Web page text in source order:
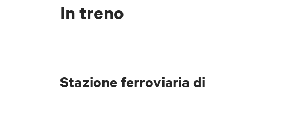
In treno
Stazione ferroviaria di